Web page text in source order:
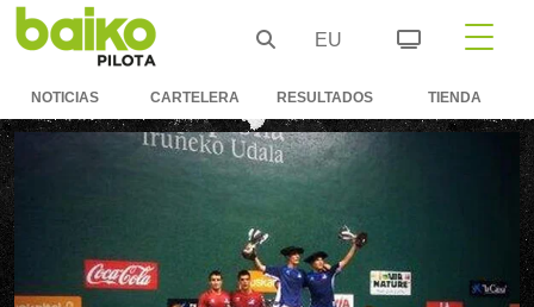
EU
NOTICIAS CARTELERA RESULTADOS TIENDA